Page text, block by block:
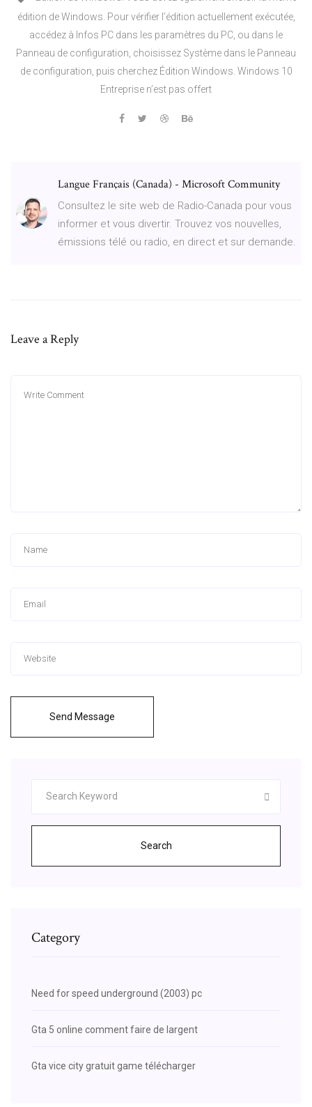
édition de Windows. Pour vérifier l’édition actuellement exécutée,
accédez à Infos PC dans les paramètres du PC, ou dans le
Panneau de configuration, choisissez Système dans le Panneau
de configuration, puis cherchez Édition Windows. Windows 10
Entreprise n’est pas offert
Langue Français (Canada) - Microsoft Community
Consultez le site web de Radio-Canada pour vous
informer et vous divertir. Trouvez vos nouvelles,
émissions télé ou radio, en direct et sur demande.
Leave a Reply
Send Message
Search
Category
Need for speed underground (2003) pc
Gta 5 online comment faire de largent
Gta vice city gratuit game télécharger